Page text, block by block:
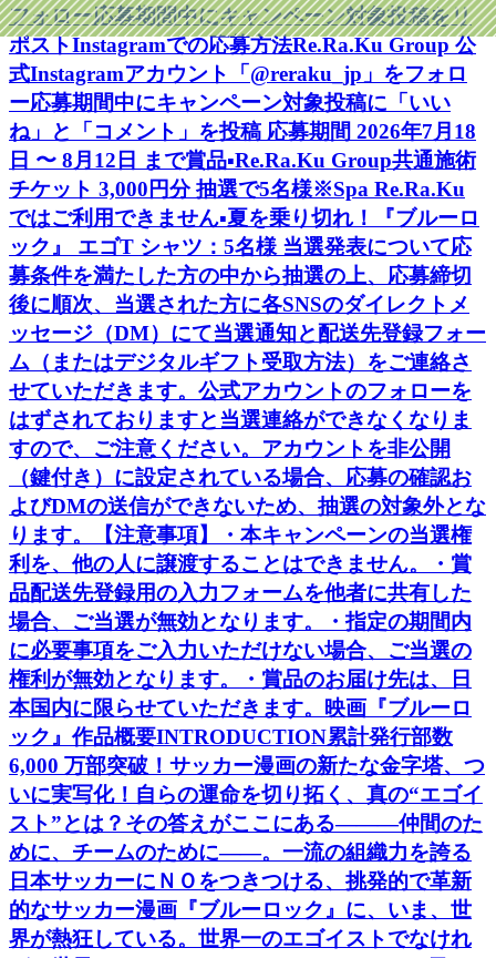
フォロー応募期間中にキャンペーン対象投稿をリ
ポストInstagramでの応募方法Re.Ra.Ku Group 公
式Instagramアカウント「@reraku_jp」をフォロ
ー応募期間中にキャンペーン対象投稿に「いい
ね」と「コメント」を投稿 応募期間 2026年7月18
日 〜 8月12日 まで賞品▪️Re.Ra.Ku Group共通施術
チケット 3,000円分 抽選で5名様※Spa Re.Ra.Ku
ではご利用できません▪️夏を乗り切れ！『ブルーロ
ック』 エゴT シャツ：5名様 当選発表について応
募条件を満たした方の中から抽選の上、応募締切
後に順次、当選された方に各SNSのダイレクトメ
ッセージ（DM）にて当選通知と配送先登録フォー
ム（またはデジタルギフト受取方法）をご連絡さ
せていただきます。公式アカウントのフォローを
はずされておりますと当選連絡ができなくなりま
すので、ご注意ください。アカウントを非公開
（鍵付き）に設定されている場合、応募の確認お
よびDMの送信ができないため、抽選の対象外とな
ります。【注意事項】・本キャンペーンの当選権
利を、他の人に譲渡することはできません。・賞
品配送先登録用の入力フォームを他者に共有した
場合、ご当選が無効となります。・指定の期間内
に必要事項をご入力いただけない場合、ご当選の
権利が無効となります。・賞品のお届け先は、日
本国内に限らせていただきます。映画『ブルーロ
ック』作品概要INTRODUCTION累計発行部数
6,000 万部突破！サッカー漫画の新たな金字塔、つ
いに実写化！自らの運命を切り拓く、真の“エゴイ
スト”とは？その答えがここにある―――仲間のた
めに、チームのために――。一流の組織力を誇る
日本サッカーにＮＯをつきつける、挑発的で革新
的なサッカー漫画『ブルーロック』に、いま、世
界が熱狂している。世界一のエゴイストでなけれ